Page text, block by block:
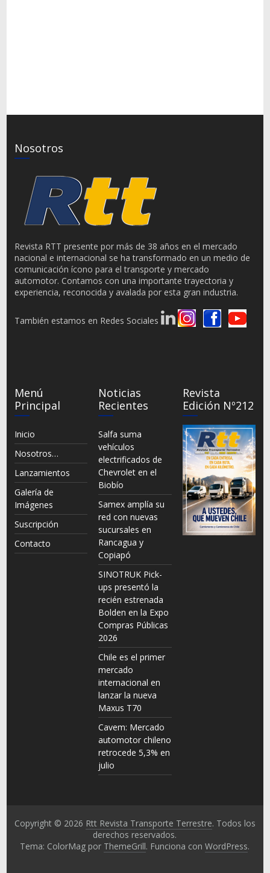
Nosotros
Revista RTT presente por más de 38 años en el mercado
nacional e internacional se ha transformado en un medio de
comunicación ícono para el transporte y mercado
automotor. Contamos con una importante trayectoria y
experiencia, reconocida y avalada por esta gran industria.
También estamos en Redes Sociales
Menú
Principal
Inicio
Nosotros…
Lanzamientos
Galería de
Imágenes
Suscripción
Contacto
Noticias
Recientes
Salfa suma
vehículos
electrificados de
Chevrolet en el
Biobío
Samex amplía su
red con nuevas
sucursales en
Rancagua y
Copiapó
SINOTRUK Pick-
ups presentó la
recién estrenada
Bolden en la Expo
Compras Públicas
2026
Chile es el primer
mercado
internacional en
lanzar la nueva
Maxus T70
Cavem: Mercado
automotor chileno
retrocede 5,3% en
julio
Revista
Edición Nº212
Copyright © 2026 Rtt Revista Transporte Terrestre. Todos los
derechos reservados.
Tema: ColorMag por ThemeGrill. Funciona conWordPress.